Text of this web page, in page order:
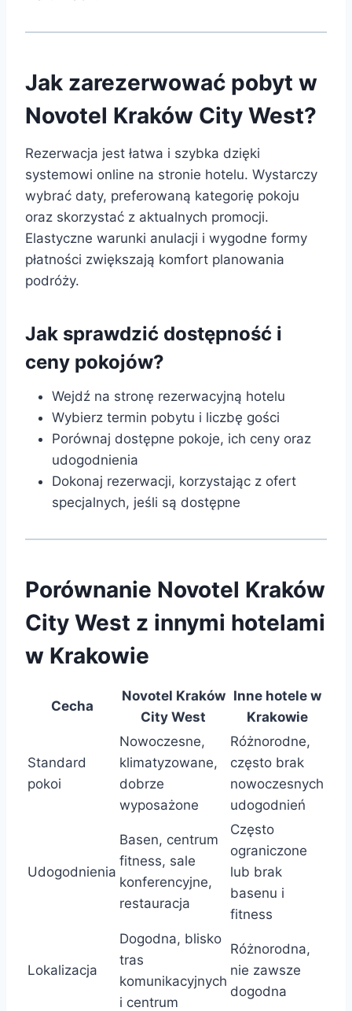
Jak zarezerwować pobyt w
Novotel Kraków City West?
Rezerwacja jest łatwa i szybka dzięki
systemowi online na stronie hotelu. Wystarczy
wybrać daty, preferowaną kategorię pokoju
oraz skorzystać z aktualnych promocji.
Elastyczne warunki anulacji i wygodne formy
płatności zwiększają komfort planowania
podróży.
Jak sprawdzić dostępność i
ceny pokojów?
Wejdź na stronę rezerwacyjną hotelu
Wybierz termin pobytu i liczbę gości
Porównaj dostępne pokoje, ich ceny oraz
udogodnienia
Dokonaj rezerwacji, korzystając z ofert
specjalnych, jeśli są dostępne
Porównanie Novotel Kraków
City West z innymi hotelami
w Krakowie
Cecha
Novotel Kraków
City West
Inne hotele w
Krakowie
Standard
pokoi
Nowoczesne,
klimatyzowane,
dobrze
wyposażone
Różnorodne,
często brak
nowoczesnych
udogodnień
Udogodnienia
Basen, centrum
fitness, sale
konferencyjne,
restauracja
Często
ograniczone
lub brak
basenu i
fitness
Lokalizacja
Dogodna, blisko
tras
komunikacyjnych
i centrum
Różnorodna,
nie zawsze
dogodna